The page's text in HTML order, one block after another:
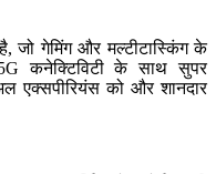
जो गेमिंग और मल्टीटास्किंग के
कनेक्टिविटी के साथ सुपर
एक्सपीरियंस को और शानदार